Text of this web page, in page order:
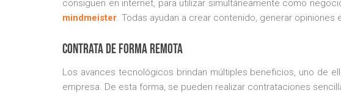
consiguen en internet, para utilizar simultáneamente como
mindmeister. Todas ayudan a crear contenido, generar opiniones
Contrata de forma remota
Los avances tecnológicos brindan múltiples beneficios, uno de
empresa. De esta forma, se pueden realizar contrataciones